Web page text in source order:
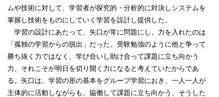
ムや技術に対して、学習者が探究的・分析的に対決しシステムを
掌握し技術をものにしていく学習を設計し提供した。
学習の設計にあたって、矢口が常に問題にし、力を入れたのは
「孤独の学習からの脱出」だった。受験勉強のように他と争って
勝ち抜く力ではなく、学び合いし助け合って課題に立ち向かう
力、それこそが明日を切り開く力になると考えていたからであ
る。矢口は、学習の形の基本をグループ学習におき、一人一人が
主体的に活動しながらも、協働して課題に立ち向かう、そうした